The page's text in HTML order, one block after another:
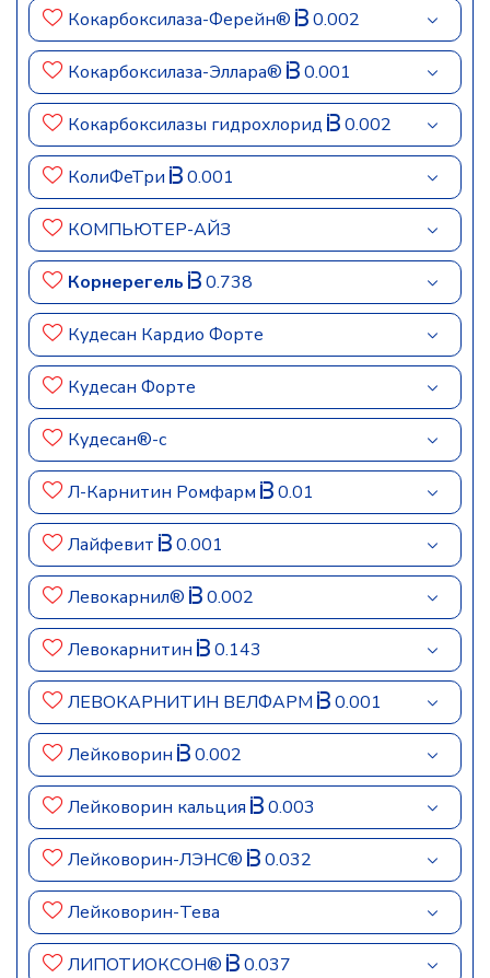
Кокарбоксилаза-Ферейн® 0.002
Кокарбоксилаза-Эллара® 0.001
Кокарбоксилазы гидрохлорид 0.002
КолиФеТри 0.001
КОМПЬЮТЕР-АЙЗ
Корнерегель 0.738
Кудесан Кардио Форте
Кудесан Форте
Кудесан®-с
Л-Карнитин Ромфарм 0.01
Лайфевит 0.001
Левокарнил® 0.002
Левокарнитин 0.143
ЛЕВОКАРНИТИН ВЕЛФАРМ 0.001
Лейковорин 0.002
Лейковорин кальция 0.003
Лейковорин-ЛЭНС® 0.032
Лейковорин-Тева
ЛИПОТИОКСОН® 0.037